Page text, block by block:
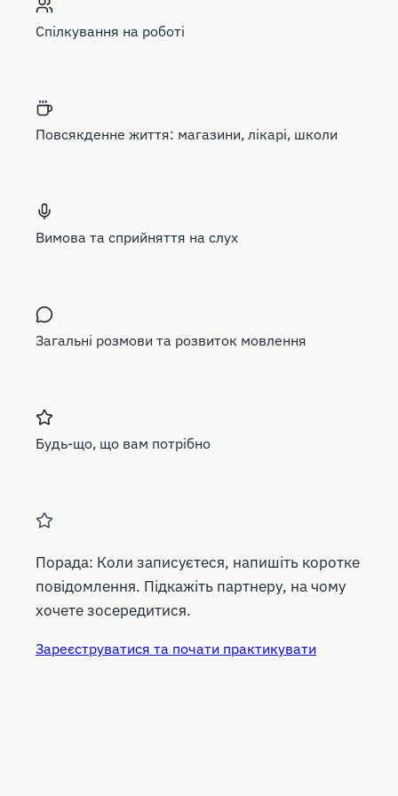
Спілкування на роботі
Повсякденне життя: магазини, лікарі, школи
Вимова та сприйняття на слух
Загальні розмови та розвиток мовлення
Будь-що, що вам потрібно
Порада: Коли записуєтеся, напишіть коротке
повідомлення. Підкажіть партнеру, на чому
хочете зосередитися.
Зареєструватися та почати практикувати